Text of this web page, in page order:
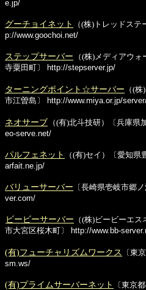
e.jp/
グーチョイネット （(株)トレッドステ
p://www.goochoi.net/
ステップサーバー
（(株)メディアウ
寺粟田町〕
http://stepserver.jp/
ターニングポイント☆サーバー （(
市江曽島〕
http://www.miya.or.jp/
ネオサーブ （(有)北斗技研）〔兵庫県
eo-serve.net/
パルフェネット （(有)セイ）〔愛知県
arfait.ne.jp/
バリューサーバー 〔長崎県壱岐市郷
ver.com/
ビービーサーバー （(株)ビービーエ
市大宮区桜木町〕
http://www.bb-
(有)フューチャリズムワークス 〔東
sm.ws/
(有)プライムサーバーネット 〔東京